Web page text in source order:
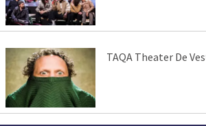
TAQA Theater De